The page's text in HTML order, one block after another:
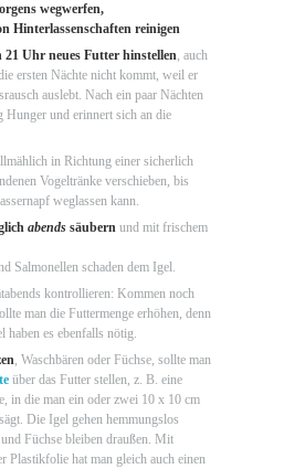
wegwerfen,
Hinterlassenschaften reinigen
21 Uhr neues Futter hinstellen, auch
ersten Nächte nicht kommt, weil er
auslebt. Nach ein paar Nächten
Hunger und erinnert sich an die
in Richtung einer sicherlich
Vogeltränke verschieben, bis
weglassen kann.
abends säubern und mit frischem
Salmonellen schaden dem Igel.
kontrollieren: Kommen noch
man die Futtermenge erhöhen, denn
haben es ebenfalls nötig.
, Waschbären oder Füchse, sollte man
über das Futter stellen, z. B. eine
in die man ein oder zwei 10 x 10 cm
Die Igel gehen hemmungslos
Füchse bleiben draußen. Mit
Plastikfolie hat man gleich auch einen